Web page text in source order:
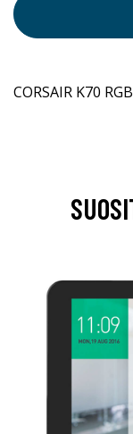
CORSAIR K70